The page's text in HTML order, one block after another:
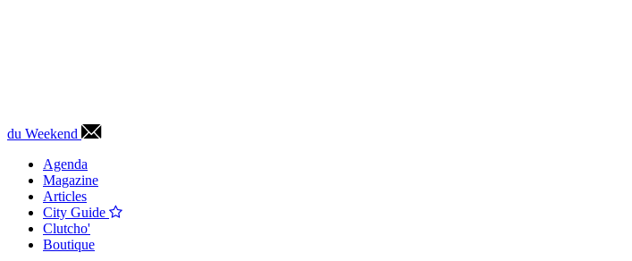
du Weekend
Agenda
Magazine
Articles
City Guide
Clutcho'
Boutique